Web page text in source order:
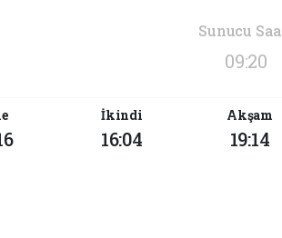
Sunucu
09:20
İkindi
16:04
Akşam
19:14